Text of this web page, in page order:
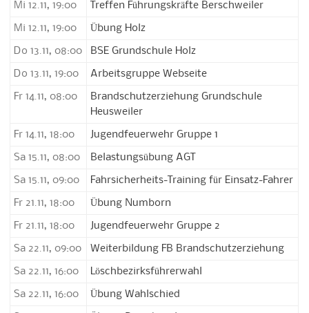
Mi 12.11, 19:00 Treffen Führungskräfte Berschweiler
Mi 12.11, 19:00 Übung Holz
Do 13.11, 08:00 BSE Grundschule Holz
Do 13.11, 19:00 Arbeitsgruppe Webseite
Fr 14.11, 08:00
Brandschutzerziehung Grundschule
Heusweiler
Fr 14.11, 18:00 Jugendfeuerwehr Gruppe 1
Sa 15.11, 08:00 Belastungsübung AGT
Sa 15.11, 09:00 Fahrsicherheits-Training für Einsatz-Fahrer
Fr 21.11, 18:00 Übung Numborn
Fr 21.11, 18:00 Jugendfeuerwehr Gruppe 2
Sa 22.11, 09:00 Weiterbildung FB Brandschutzerziehung
Sa 22.11, 16:00 Löschbezirksführerwahl
Sa 22.11, 16:00 Übung Wahlschied